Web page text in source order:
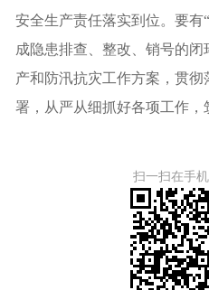
安全生产责任落实到位。要有
成隐患排查、整改、销号的
产和防汛抗灾工作方案，贯
署，从严从细抓好各项工作，
扫一扫在手